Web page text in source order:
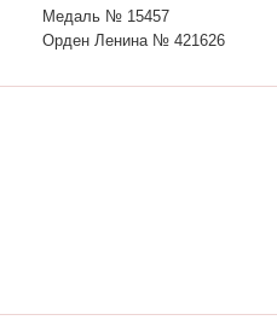
Медаль № 15457
Орден Ленина № 421626